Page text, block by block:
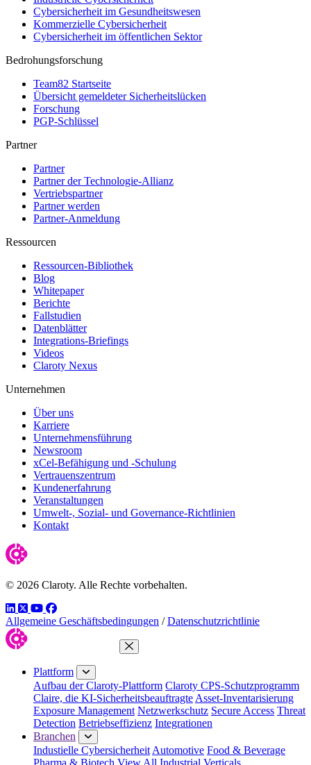
Cybersicherheit im Gesundheitswesen
Kommerzielle Cybersicherheit
Cybersicherheit im öffentlichen Sektor
Bedrohungsforschung
Team82 Startseite
Übersicht gemeldeter Sicherheitslücken
Forschung
PGP-Schlüssel
Partner
Partner
Partner der Technologie-Allianz
Vertriebspartner
Partner werden
Partner-Anmeldung
Ressourcen
Ressourcen-Bibliothek
Blog
Whitepaper
Berichte
Fallstudien
Datenblätter
Integrations-Briefings
Videos
Claroty Nexus
Unternehmen
Über uns
Karriere
Unternehmensführung
Newsroom
xCel-Befähigung und -Schulung
Vertrauenszentrum
Kundenerfahrung
Veranstaltungen
Umwelt-, Sozial- und Governance-Richtlinien
Kontakt
© 2026 Claroty. Alle Rechte vorbehalten.
LinkedIn
TwitterYouTube
Facebook
Allgemeine Geschäftsbedingungen / Datenschutzrichtlinie
Menü schließen
Plattform
Aufbau der Claroty-Plattform Claroty CPS-Schutzprogramm
Claire, die KI-Sicherheitsbeauftragte Asset-Inventarisierung
Exposure Management Netzwerkschutz Secure Access Threat
Detection Betriebseffizienz Integrationen
Branchen
Industielle Cybersicherheit Automotive Food & Beverage
Pharma & Biotech View All Industrial Verticals